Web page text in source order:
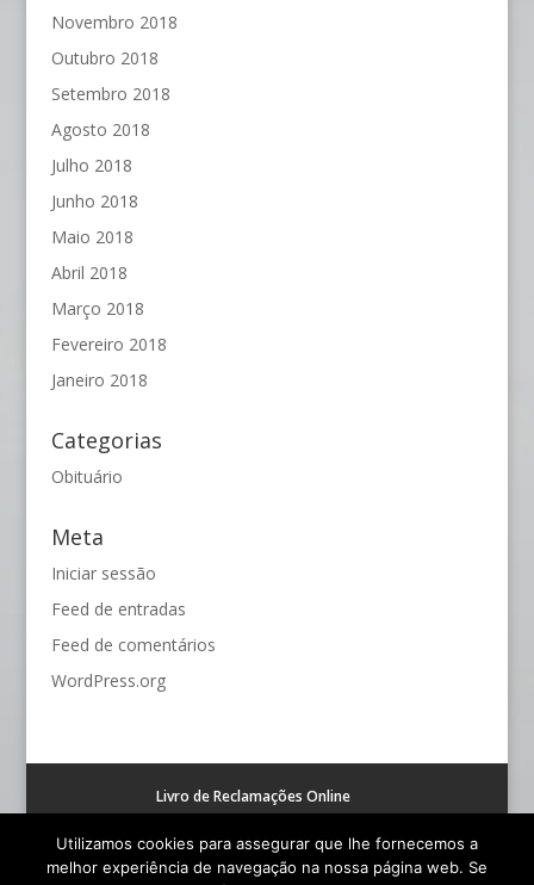
Novembro 2018
Outubro 2018
Setembro 2018
Agosto 2018
Julho 2018
Junho 2018
Maio 2018
Abril 2018
Março 2018
Fevereiro 2018
Janeiro 2018
Categorias
Obituário
Meta
Iniciar sessão
Feed de entradas
Feed de comentários
WordPress.org
Livro de Reclamações Online
Utilizamos cookies para assegurar que lhe fornecemos a
melhor experiência de navegação na nossa página web. Se